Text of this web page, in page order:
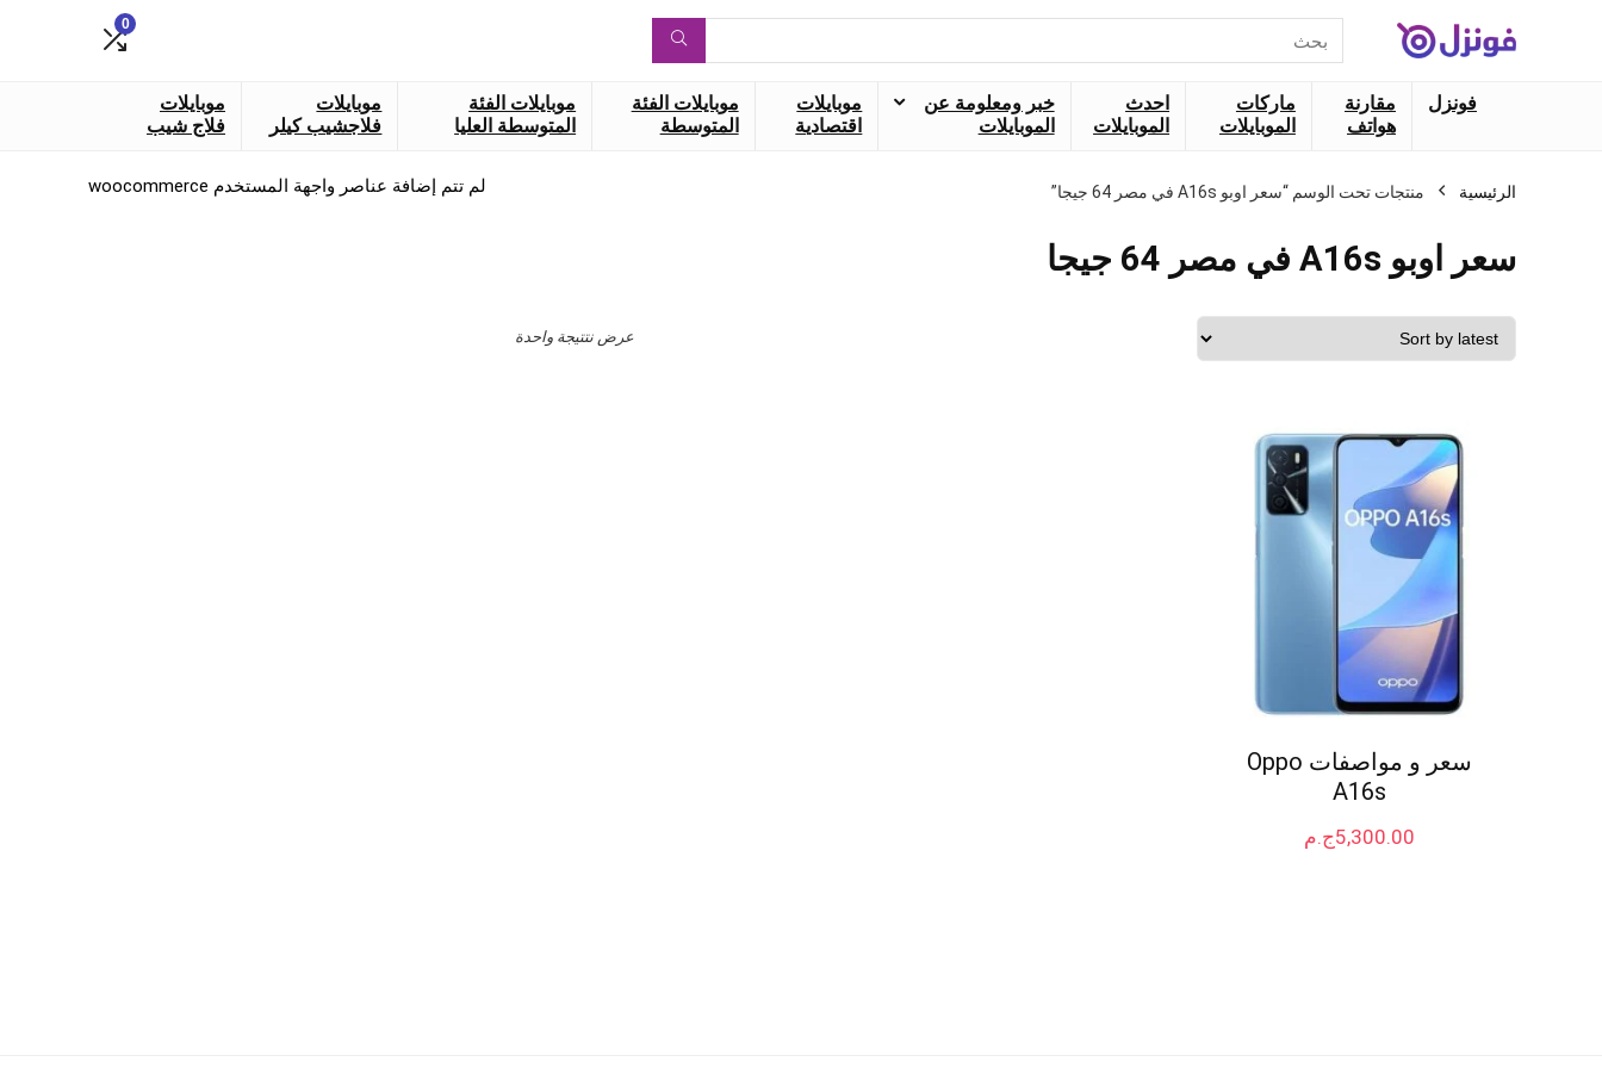
عن:
0
فونزل
مقارنة
هواتف
ماركات
الموبايلات
احدث
الموبايلات
خبر ومعلومة عن
الموبايلات
موبايلات
اقتصادية
موبايلات الفئة
المتوسطة
موبايلات الفئة
المتوسطة العليا
موبايلات
فلاجشيب كيلر
موبايلات
فلاج شيب
الرئيسية منتجات تحت الوسم “سعر اوبو A16s في مصر 64 جيجا”
سعر اوبو A16s في مصر 64 جيجا
عرض نتتيجة واحدة
سعر و مواصفات Oppo
A16s
ج.م5,300.00
لم تتم إضافة عناصر واجهة المستخدم woocommerce